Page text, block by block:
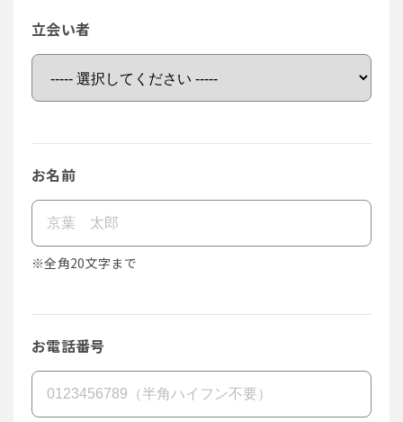
立会い者
お名前
※全角20文字まで
お電話番号